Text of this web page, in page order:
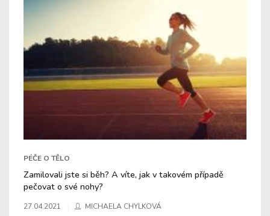
PÉČE O TĚLO
Zamilovali jste si běh? A víte, jak v takovém případě
pečovat o své nohy?
27.04.2021 MICHAELA CHYLKOVÁ